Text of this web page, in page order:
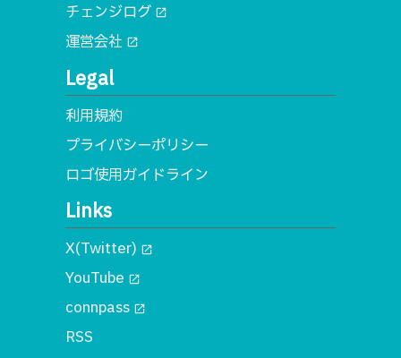
チェンジログ open_in_new
運営会社 open_in_new
Legal
利用規約
プライバシーポリシー
ロゴ使用ガイドライン
Links
X(Twitter) open_in_new
YouTube open_in_new
connpass open_in_new
RSS